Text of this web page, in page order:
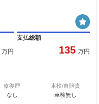
万円
支払総額
135 万円
修復歴
なし
車検/自賠責
車検無し